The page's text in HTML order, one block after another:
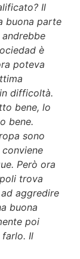
Il
buona parte
è
poteva
difficoltà.
bene, lo
bene.
sono
Però ora
trova
aggredire
buona
poi
farlo. Il